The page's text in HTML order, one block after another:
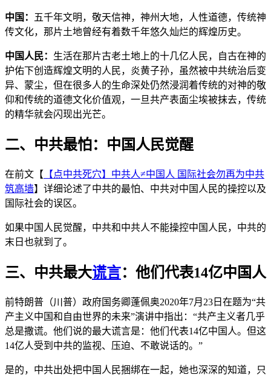
中国：
五千年文明，敬天信神，神州大地，人性道德，传统神
传文化，那片土地曾经有着数千年悠久灿烂的辉煌历史。
中国人民： 生活在那片古老土地上的十几亿人民，自古在神的
护佑下创造辉煌文明的人民，炎黄子孙，虽然被中共统治后变
异、蒙尘，但在很多人的生命深处仍然浸润着传统的对神的敬
仰和传统的道德文化价值观，一旦共产表面尘埃被抹去，传统
的精华就会闪现出光芒。
二、中共最怕：中国人民觉醒
在前文【 【点中共死穴】中共人≠中国人 国际社会勿再为中共
筑高墙】详细论述了中共的最怕、中共对中国人民的操控以及
国际社会的误区。
如果中国人民觉醒，中共和中共人不能操控中国人民，中共的
末日也就到了。
三、中共最大谎言：他们代表14亿中国人
前特朗普（川普）政府国务卿蓬佩奥2020年7月23日在题为“共
产主义中国和自由世界的未来”演讲中指出：“共产主义者几乎
总是撒谎。他们说的最大谎言是：他们代表14亿中国人。但这
14亿人受到中共的监视、压迫、不敢说话的。”
是的，中共出处把中国人民捆绑在一起，她也深深的知道，只